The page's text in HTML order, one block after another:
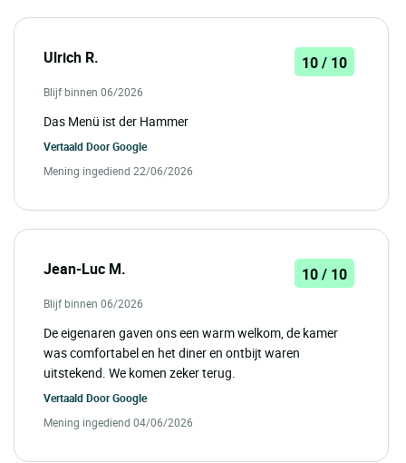
Ulrich R. 10 / 10
Blijf binnen 06/2026
Das Menü ist der Hammer
Vertaald DoorGoogle
Mening ingediend 22/06/2026
Jean-Luc M. 10 / 10
Blijf binnen 06/2026
De eigenaren gaven ons een warm welkom, de kamer
was comfortabel en het diner en ontbijt waren
uitstekend. We komen zeker terug.
Vertaald DoorGoogle
Mening ingediend 04/06/2026